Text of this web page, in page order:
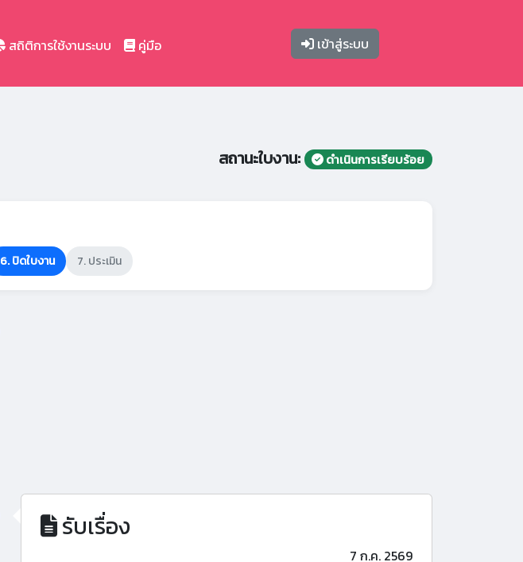
สถิติการใช้งานระบบ คู่มือ เข้าสู่ระบบ
สถานะใบงาน: ดำเนินการเรียบร้อย
6. ปิดใบงาน 7. ประเมิน
รับเรื่อง
7 ก.ค. 2569